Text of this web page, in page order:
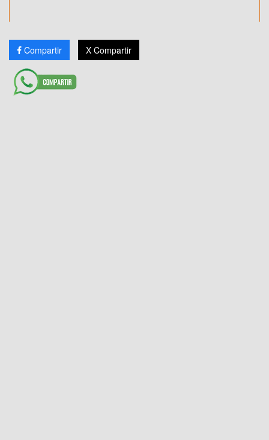
Compartir X Compartir